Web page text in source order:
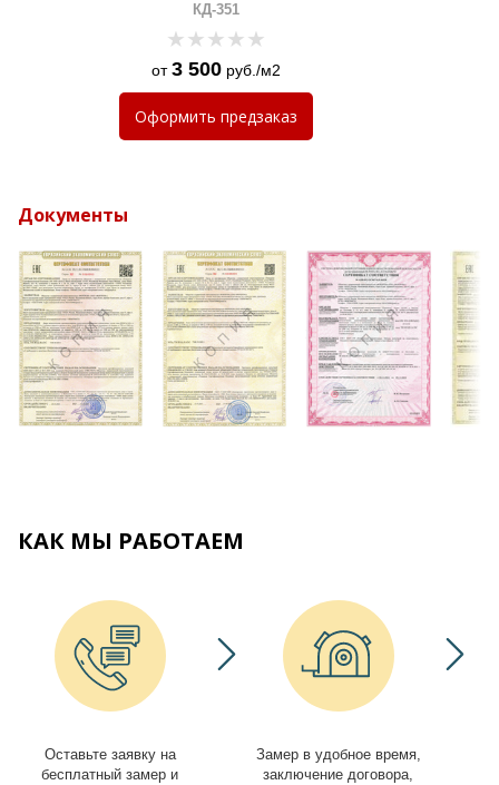
КД-351
от3 500 руб./м2
Оформить предзаказ
Документы
КАК МЫ РАБОТАЕМ
Оставьте заявку на
бесплатный замер и
Замер в удобное время,
заключение договора,